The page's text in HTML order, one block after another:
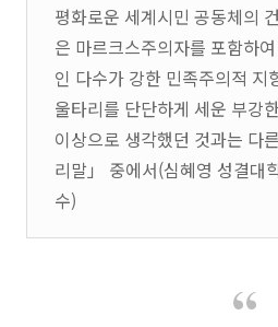
평화로운 세계시민 공동체의
은 마르크스주의자를 포함하
인 다수가 강한 민족주의적 지
울타리를 단단하게 세운 부강
이상으로 생각했던 것과는 다
리말」 중에서(심혜영 성결대
수)